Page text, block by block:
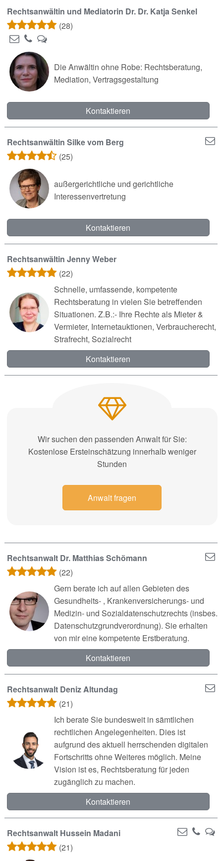
Rechtsanwältin und Mediatorin Dr. Dr. Katja Senkel
(28)
Die Anwältin ohne Robe: Rechtsberatung,
Mediation, Vertragsgestaltung
Kontaktieren
Rechtsanwältin Silke vom Berg
(25)
außergerichtliche und gerichtliche
Interessenvertretung
Kontaktieren
Rechtsanwältin Jenny Weber
(22)
Schnelle, umfassende, kompetente
Rechtsberatung in vielen Sie betreffenden
Situationen. Z.B.:- Ihre Rechte als Mieter &
Vermieter, Internetauktionen, Verbraucherecht,
Strafrecht, Sozialrecht
Kontaktieren
Wir suchen den passenden Anwalt für Sie:
Kostenlose Ersteinschätzung innerhalb weniger
Stunden
Anwalt fragen
Rechtsanwalt Dr. Matthias Schömann
(22)
Gern berate ich auf allen Gebieten des
Gesundheits- , Krankenversicherungs- und
Medizin- und Sozialdatenschutzrechts (insbes.
Datenschutzgrundverordnung). Sie erhalten
von mir eine kompetente Erstberatung.
Kontaktieren
Rechtsanwalt Deniz Altundag
(21)
Ich berate Sie bundesweit in sämtlichen
rechtlichen Angelegenheiten. Dies ist
aufgrund des aktuell herrschenden digitalen
Fortschritts ohne Weiteres möglich. Meine
Vision ist es, Rechtsberatung für jeden
zugänglich zu machen.
Kontaktieren
Rechtsanwalt Hussein Madani
(21)